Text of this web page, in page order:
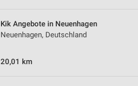
Kik Angebote in Neuenhagen
Neuenhagen, Deutschland
20,01 km